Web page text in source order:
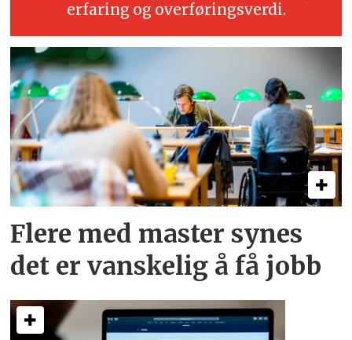
erfaring og overføringsverdi.
Flere med master synes
det er vanskelig å få jobb